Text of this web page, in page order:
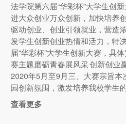
法学院第六届“华彩杯”大学生创
进大众创业万众创新，加快培养
驱动创业、创业引领就业，营造
发学生创新创业热情和活力，特
届“华彩杯”大学生创新大赛，具
赛主题磨砺青春展风采 创新创业
2020年5月至9月三、大赛宗旨本
园创新氛围，激发培养我校学生
查看更多